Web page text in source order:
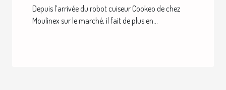
Depuis l’arrivée du robot cuiseur Cookeo de chez
Moulinex sur le marché, il fait de plus en...